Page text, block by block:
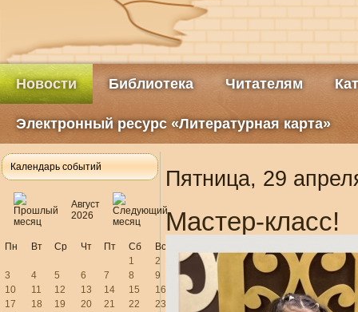
Новости Библиотека Читателям
Электронный ресурс «Литературная карта»
Календарь событий
Август
2026
Пн Вт Ср Чт Пт Сб
Вс
1
2
3
4 5 6 7 8
9
10
11 12 13 14 15
16
17
18 19 20 21 22
23
Пятница, 29
Мастер-класс!